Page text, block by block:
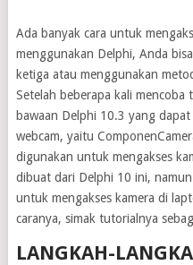
Ada banyak cara untuk
menggunakan Delphi, Anda
ketiga atau menggunakan
Setelah beberapa kali
bawaan Delphi 10.3 yang
webcam, yaitu
digunakan untuk mengakses
dibuat dari Delphi 10 ini,
untuk mengakses kamera di
caranya, simak tutorialnya
LANGKAH-